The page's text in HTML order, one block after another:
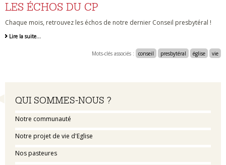
Navigation
QUI SOMMES-NOUS ?
Notre communauté
Notre projet de vie d'Eglise
Nos pasteures
LES ÉCHOS DU CP
Chaque mois, retrouvez les échos de notre dernier Conseil presbytéral !
Lire la suite…
Mots-clés associés : conseil presbytéral église vie